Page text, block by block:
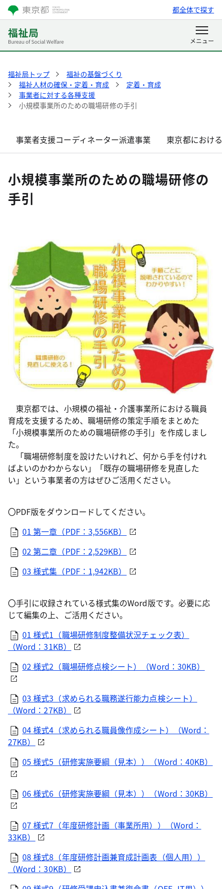
都全体で探す
福祉局トップ
福祉の基盤づくり
福祉人材の確保・定着・育成
定着・育成
事業者に対する各種支援
小規模事業所のための職場研修の手引
事業者支援コーディネーター派遣事業 東京都におけ
小規模事業所のための職場研修の
手引
東京都では、小規模の福祉・介護事業所における職員
育成を支援するため、職場研修の策定手順をまとめた
「小規模事業所のための職場研修の手引」を作成しまし
た。
「職場研修制度を設けたいけれど、何から手を付けれ
ばよいのかわからない」「既存の職場研修を見直した
い」という事業者の方はぜひご活用ください。
〇PDF版をダウンロードしてください。
01 第一章（PDF：3,556KB）
02 第二章（PDF：2,529KB）
03 様式集（PDF：1,942KB）
〇手引に収録されている様式集のWord版です。必要に応
じて編集の上、ご活用ください。
01 様式1（職場研修制度整備状況チェック表）
（Word：31KB）
02 様式2（職場研修点検シート）（Word：30KB）
03 様式3（求められる職務遂行能力点検シート）
（Word：27KB）
04 様式4（求められる職員像作成シート）（Word：
27KB）
05 様式5（研修実施要綱（見本））（Word：40KB）
06 様式6（研修実施要綱（見本））（Word：30KB）
07 様式7（年度研修計画（事業所用））（Word：
33KB）
08 様式8（年度研修計画兼育成計画表（個人用））
（Word：30KB）